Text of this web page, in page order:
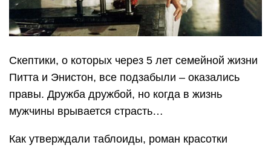
Скептики, о которых через 5 лет семейной жизни
Питта и Энистон, все подзабыли – оказались
правы. Дружба дружбой, но когда в жизнь
мужчины врывается страсть…
Как утверждали таблоиды, роман красотки